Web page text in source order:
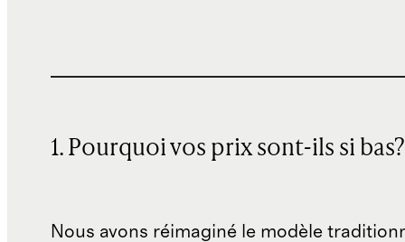
1. Pourquoi vos prix sont-ils si bas?
Nous avons réimaginé le modèle